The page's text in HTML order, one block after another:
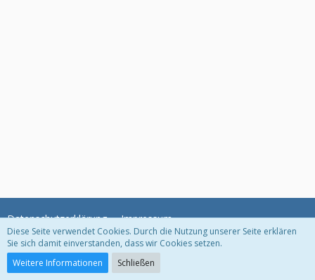
Datenschutzerklärung Impressum
Community-Software:
Diese Seite verwendet Cookies. Durch die Nutzung unserer Seite erklären
Sie sich damit einverstanden, dass wir Cookies setzen.
Weitere Informationen
Schließen